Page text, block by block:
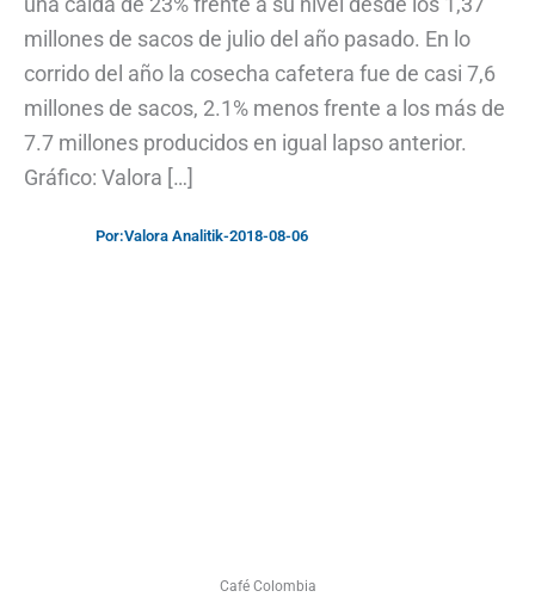
millones de sacos de julio del año pasado. En lo
corrido del año la cosecha cafetera fue de casi 7,6
millones de sacos, 2.1% menos frente a los más de
7.7 millones producidos en igual lapso anterior.
Gráfico: Valora […]
Por:Valora Analitik-2018-08-06
Café Colombia